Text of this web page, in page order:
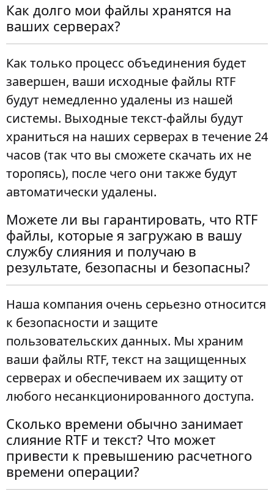
Как долго мои файлы хранятся на
ваших серверах?
Как только процесс объединения будет
завершен, ваши исходные файлы RTF
будут немедленно удалены из нашей
системы. Выходные текст-файлы будут
храниться на наших серверах в течение 24
часов (так что вы сможете скачать их не
торопясь), после чего они также будут
автоматически удалены.
Можете ли вы гарантировать, что RTF
файлы, которые я загружаю в вашу
службу слияния и получаю в
результате, безопасны и безопасны?
Наша компания очень серьезно относится
к безопасности и защите
пользовательских данных. Мы храним
ваши файлы RTF, текст на защищенных
серверах и обеспечиваем их защиту от
любого несанкционированного доступа.
Сколько времени обычно занимает
слияние RTF и текст? Что может
привести к превышению расчетного
времени операции?